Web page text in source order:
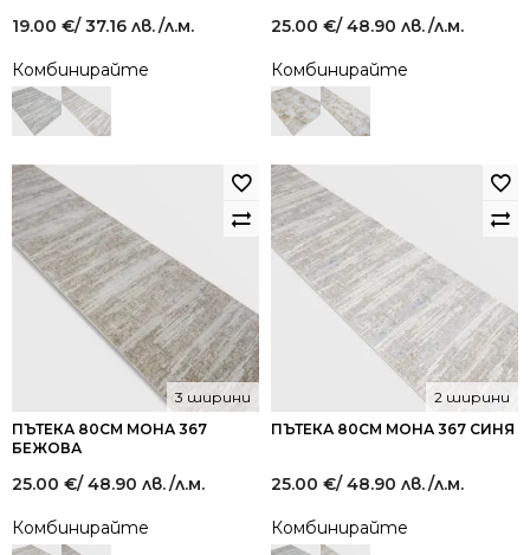
19.00 €/ 37.16 лв./л.м.
Комбинирайте
25.00 €/ 48.90 лв./л.м.
Комбинирайте
ПЪТЕКА 80СМ МОНА 367
БЕЖОВА
3 ширини
25.00 €/ 48.90 лв./л.м.
Комбинирайте
ПЪТЕКА 80СМ МОНА 367 СИНЯ
2 ширини
25.00 €/ 48.90 лв./л.м.
Комбинирайте